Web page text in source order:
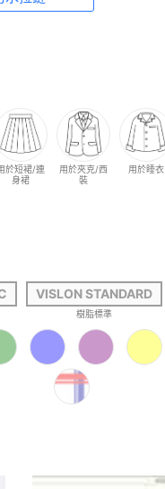
於短裙/連
身裙
用於夾克/西
裝
用於睡衣
VISLON STANDARD
樹脂標準